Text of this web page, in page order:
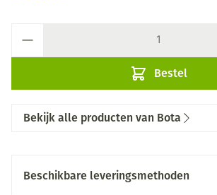
Bestel
Bekijk alle producten van Bota
Beschikbare leveringsmethoden